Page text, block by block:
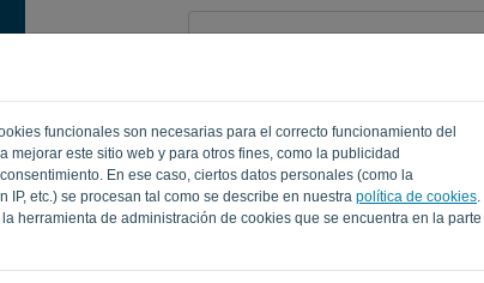
funcionales son necesarias para el correcto funcionamiento del
este sitio web y para otros fines, como la publicidad
En ese caso, ciertos datos personales (como la
etc.) se procesan tal como se describe en nuestra política de cookies.
herramienta de administración de cookies que se encuentra en la parte
Recuerda
INICIAR SESIÓN